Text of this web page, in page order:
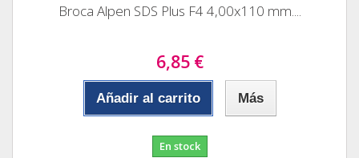
Broca Alpen SDS Plus F4 4,00x110 mm....
6,85 €
Añadir al carrito Más
En stock